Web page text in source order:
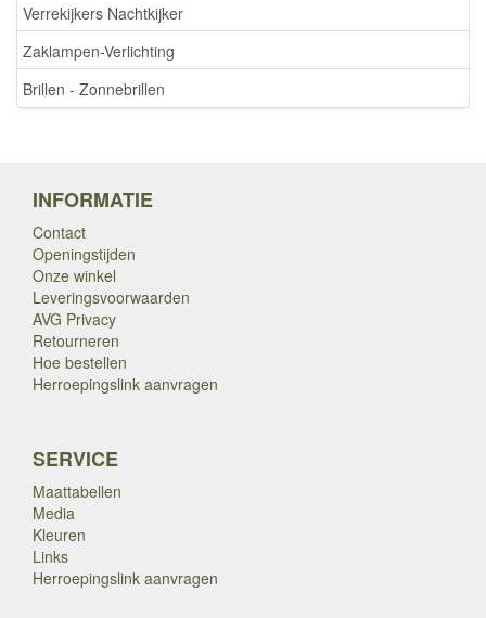
Verrekijkers Nachtkijker
Zaklampen-Verlichting
Brillen - Zonnebrillen
INFORMATIE
Contact
Openingstijden
Onze winkel
Leveringsvoorwaarden
AVG Privacy
Retourneren
Hoe bestellen
Herroepingslink aanvragen
SERVICE
Maattabellen
Media
Kleuren
Links
Herroepingslink aanvragen